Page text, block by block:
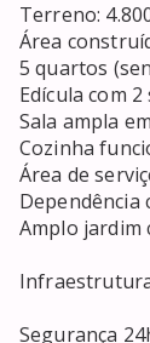
Terreno:
Área
5 quartos
Edícula com
Sala ampla
Cozinha
Área de
Dependência
Amplo jardim
Segurança